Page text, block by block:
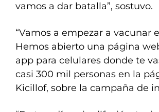
vamos a dar batalla”, sostuvo.
“Vamos a empezar a vacunar
Hemos abierto una página
app para celulares donde te
casi 300 mil personas en la
Kicillof, sobre la campaña de